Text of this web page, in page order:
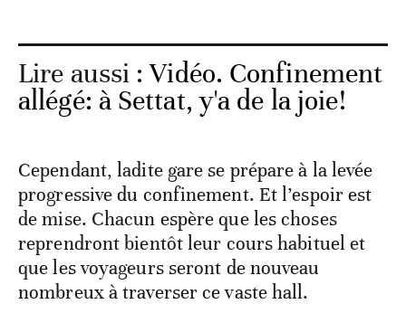
Lire aussi :Vidéo. Confinement
allégé: à Settat, y'a de la joie!
Cependant, ladite gare se prépare à la levée
progressive du confinement. Et l’espoir est
de mise. Chacun espère que les choses
reprendront bientôt leur cours habituel et
que les voyageurs seront de nouveau
nombreux à traverser ce vaste hall.